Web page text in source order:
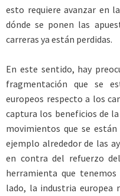
esto requiere avanzar en
dónde se ponen las
carreras ya están perdidas.
En este sentido, hay
fragmentación que se
europeos respecto a los
captura los beneficios de
movimientos que se
ejemplo alrededor de las
en contra del refuerzo
herramienta que
lado, la industria europea